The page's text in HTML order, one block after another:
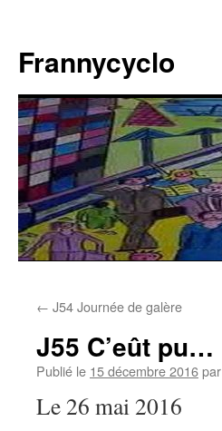
contenu
Frannycyclo
← J54 Journée de galère
J55 C’eût pu…
Publié le 15 décembre 2016par
Le 26 mai 2016